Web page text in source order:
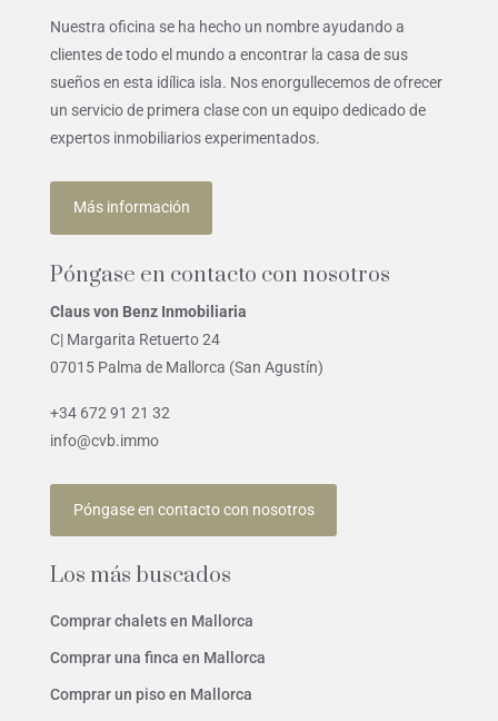
Nuestra oficina se ha hecho un nombre ayudando a
clientes de todo el mundo a encontrar la casa de sus
sueños en esta idílica isla. Nos enorgullecemos de ofrecer
un servicio de primera clase con un equipo dedicado de
expertos inmobiliarios experimentados.
Más información
Póngase en contacto con nosotros
Claus von Benz Inmobiliaria
C| Margarita Retuerto 24
07015 Palma de Mallorca (San Agustín)
+34 672 91 21 32
info@cvb.immo
Póngase en contacto con nosotros
Los más buscados
Comprar chalets en Mallorca
Comprar una finca en Mallorca
Comprar un piso en Mallorca